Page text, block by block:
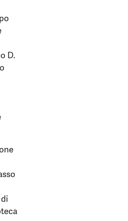
D.